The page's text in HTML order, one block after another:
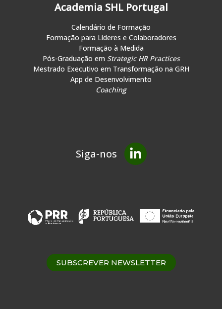
Academia SHL Portugal
Calendário de Formação
Formação para Líderes e Colaboradores
Formação à Medida
Pós-Graduação em Strategic HR Practices
Mestrado Executivo em Transformação na GRH
App de Desenvolvimento
Coaching
Siga-nos
SUBSCREVER NEWSLETTER